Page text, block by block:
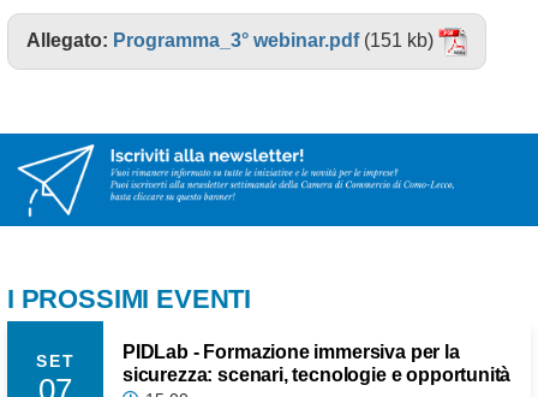
Allegato: Programma_3° webinar.pdf(151 kb)
I PROSSIMI EVENTI
SET
07
PIDLab - Formazione immersiva per la
sicurezza: scenari, tecnologie e opportunità